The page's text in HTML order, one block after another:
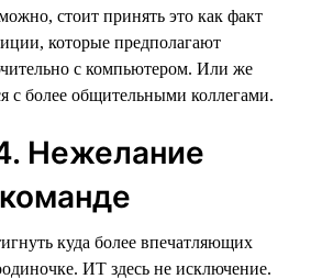
стоит принять это как факт
которые предполагают
с компьютером. Или же
с более общительными коллегами.
Нежелание
куда более впечатляющих
ИТ здесь не исключение.